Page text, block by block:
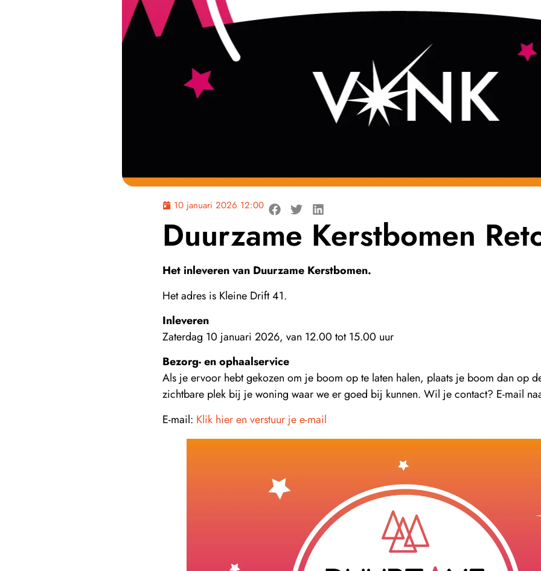
10 januari 2026 12:00
Duurzame Kerstbomen
Het inleveren van Duurzame Kerstbomen.
Het adres is Kleine Drift 41.
Inleveren
Zaterdag 10 januari 2026, van 12.00 tot 15.00 uur
Bezorg- en ophaalservice
Als je ervoor hebt gekozen om je boom op te laten halen, plaats je boom dan op
zichtbare plek bij je woning waar we er goed bij kunnen. Wil je contact? E-mail
E-mail: Klik hier en verstuur je e-mail